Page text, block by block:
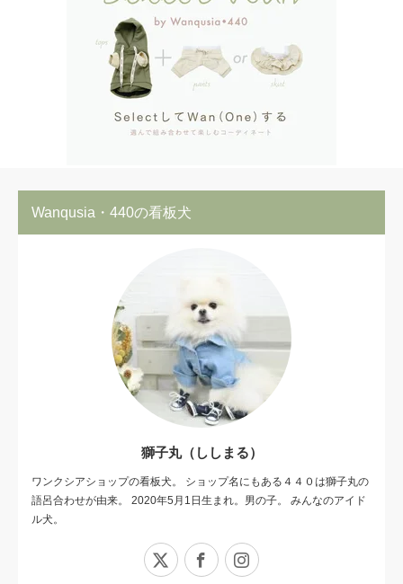
Wanqusia・440の看板犬
獅子丸（ししまる）
ワンクシアショップの看板犬。 ショップ名にもある４４０は獅子丸の
語呂合わせが由来。 2020年5月1日生まれ。男の子。 みんなのアイド
ル犬。
Facebook